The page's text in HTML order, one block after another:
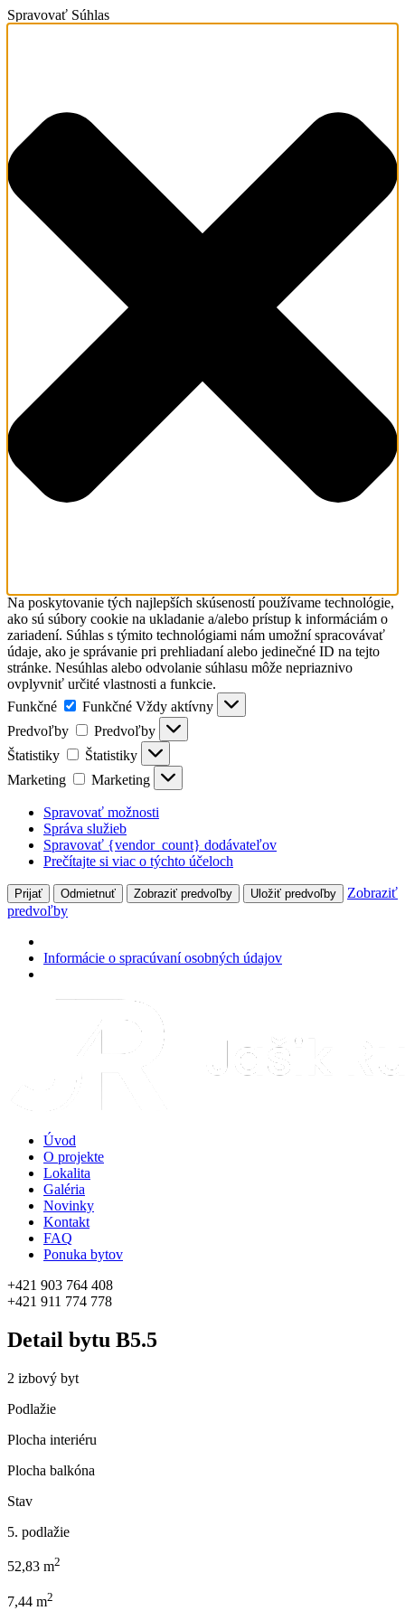
Spravovať Súhlas
Na poskytovanie tých najlepších skúseností používame technológie,
ako sú súbory cookie na ukladanie a/alebo prístup k informáciám o
zariadení. Súhlas s týmito technológiami nám umožní spracovávať
údaje, ako je správanie pri prehliadaní alebo jedinečné ID na tejto
stránke. Nesúhlas alebo odvolanie súhlasu môže nepriaznivo
ovplyvniť určité vlastnosti a funkcie.
Funkčné
Funkčné Vždy aktívny
Predvoľby
Predvoľby
Štatistiky
Štatistiky
Marketing
Marketing
Spravovať možnosti
Správa služieb
Spravovať {vendor_count} dodávateľov
Prečítajte si viac o týchto účeloch
Prijať Odmietnuť Zobraziť predvoľby Uložiť predvoľby
Zobraziť
predvoľby
Informácie o spracúvaní osobných údajov
Úvod
O projekte
Lokalita
Galéria
Novinky
Kontakt
FAQ
Ponuka bytov
+421 903 764 408
+421 911 774 778
Detail bytu B5.5
2 izbový byt
Podlažie
Plocha interiéru
Plocha balkóna
Stav
5. podlažie
52,83 m2
7,44 m2